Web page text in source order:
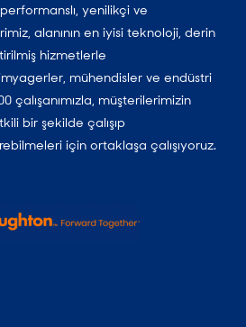
yenilikçi ve
alanının en iyisi teknoloji, derin
hizmetlerle
mühendisler ve endüstri
çalışanımızla, müşterilerimizin
bir şekilde çalışıp
için ortaklaşa çalışıyoruz.